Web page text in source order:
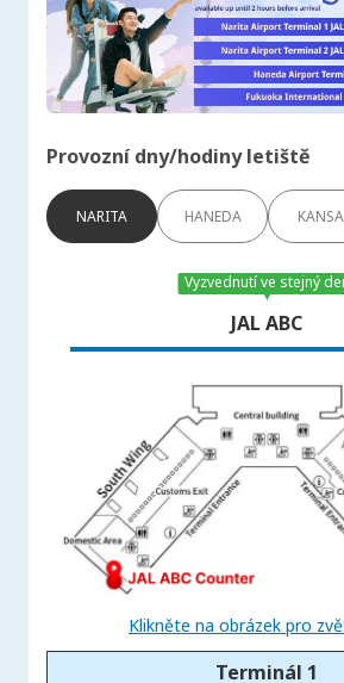
Provozní dny/hodiny letiště
NARITA HANEDA
Vyzvednutí ve stejný
JAL ABC
Klikněte na obrázek pro
Terminál 1